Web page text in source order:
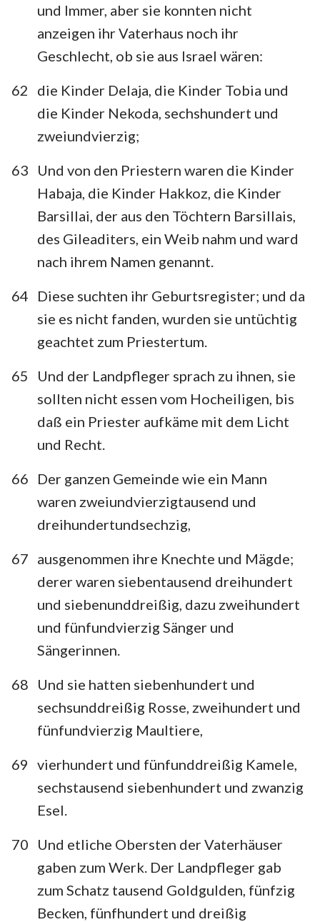
und Immer, aber sie konnten nicht
anzeigen ihr Vaterhaus noch ihr
Geschlecht, ob sie aus Israel wären:
62
die Kinder Delaja, die Kinder Tobia und
die Kinder Nekoda, sechshundert und
zweiundvierzig;
63
Und von den Priestern waren die Kinder
Habaja, die Kinder Hakkoz, die Kinder
Barsillai, der aus den Töchtern Barsillais,
des Gileaditers, ein Weib nahm und ward
nach ihrem Namen genannt.
64
Diese suchten ihr Geburtsregister; und da
sie es nicht fanden, wurden sie untüchtig
geachtet zum Priestertum.
65
Und der Landpfleger sprach zu ihnen, sie
sollten nicht essen vom Hocheiligen, bis
daß ein Priester aufkäme mit dem Licht
und Recht.
66
Der ganzen Gemeinde wie ein Mann
waren zweiundvierzigtausend und
dreihundertundsechzig,
67 ausgenommen ihre Knechte und Mägde;
derer waren siebentausend dreihundert
und siebenunddreißig, dazu zweihundert
und fünfundvierzig Sänger und
Sängerinnen.
68
Und sie hatten siebenhundert und
sechsunddreißig Rosse, zweihundert und
fünfundvierzig Maultiere,
69 vierhundert und fünfunddreißig Kamele,
sechstausend siebenhundert und zwanzig
Esel.
70
Und etliche Obersten der Vaterhäuser
gaben zum Werk. Der Landpfleger gab
zum Schatz tausend Goldgulden, fünfzig
Becken, fünfhundert und dreißig